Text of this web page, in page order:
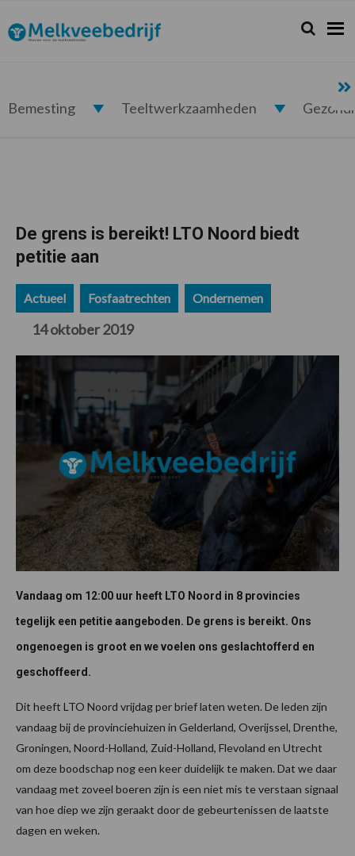
de
hoofdnavigatie
de
hoofd
de
eerste
de
voettekst
Melkveebedrijf.nl Zoeken...
Zoek
Bemesting Teeltwerkzaamheden
De grens is bereikt! LTO Noord biedt
petitie aan
Actueel Fosfaatrechten Ondernemen
14 oktober 2019
Vandaag om 12:00 uur heeft LTO Noord in 8 provincies
tegelijk een petitie aangeboden. De grens is bereikt. Ons
ongenoegen is groot en we voelen ons geslachtofferd en
geschoffeerd.
Dit heeft LTO Noord vrijdag per brief laten weten. De leden zijn
vandaag bij de provinciehuizen in Gelderland, Overijssel, Drenthe,
Groningen, Noord-Holland, Zuid-Holland, Flevoland en Utrecht
om deze boodschap nog een keer duidelijk te maken. Dat we daar
vandaag met zoveel boeren zijn is een niet mis te verstaan signaal
van hoe diep we zijn geraakt door de gebeurtenissen de laatste
dagen en weken.